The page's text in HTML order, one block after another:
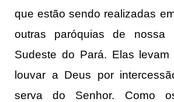
que estão sendo realizadas
outras paróquias de nossa
Sudeste do Pará. Elas
louvar a Deus por
serva do Senhor. Como